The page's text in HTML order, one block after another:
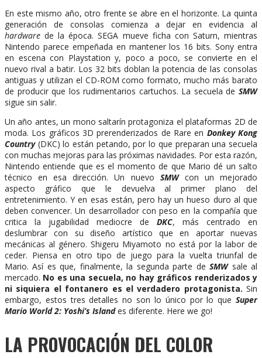
En este mismo año, otro frente se abre en el horizonte. La quinta
generación de consolas comienza a dejar en evidencia al
hardware de la época. SEGA mueve ficha con Saturn, mientras
Nintendo parece empeñada en mantener los 16 bits. Sony entra
en escena con Playstation y, poco a poco, se convierte en el
nuevo rival a batir. Los 32 bits doblan la potencia de las consolas
antiguas y utilizan el CD-ROM como formato, mucho más barato
de producir que los rudimentarios cartuchos. La secuela de SMW
sigue sin salir.
Un año antes, un mono saltarín protagoniza el plataformas 2D de
moda. Los gráficos 3D prerenderizados de Rare en Donkey Kong
Country(DKC) lo están petando, por lo que preparan una secuela
con muchas mejoras para las próximas navidades. Por esta razón,
Nintendo entiende que es el momento de que Mario dé un salto
técnico en esa dirección. Un nuevo SMW con un mejorado
aspecto gráfico que le devuelva al primer plano del
entretenimiento. Y en esas están, pero hay un hueso duro al que
deben convencer. Un desarrollador con peso en la compañía que
critica la jugabilidad mediocre de DKC, más centrado en
deslumbrar con su diseño artístico que en aportar nuevas
mecánicas al género. Shigeru Miyamoto no está por la labor de
ceder. Piensa en otro tipo de juego para la vuelta triunfal de
Mario. Así es que, finalmente, la segunda parte deSMW sale al
mercado. No es una secuela, no hay gráficos renderizados y
ni siquiera el fontanero es el verdadero protagonista. Sin
embargo, estos tres detalles no son lo único por lo que Super
Mario World 2: Yoshi’s Islandes diferente. Here we go!
LA PROVOCACIÓN DEL COLOR